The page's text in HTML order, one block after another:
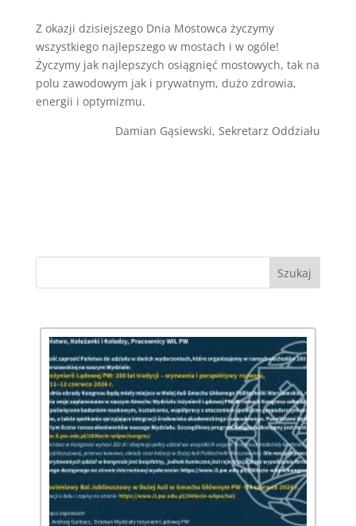
Z okazji dzisiejszego Dnia Mostowca życzymy
wszystkiego najlepszego w mostach i w ogóle!
Życzymy jak najlepszych osiągnięć mostowych, tak na
polu zawodowym jak i prywatnym, dużo zdrowia,
energii i optymizmu.
Damian Gąsiewski, Sekretarz Oddziału